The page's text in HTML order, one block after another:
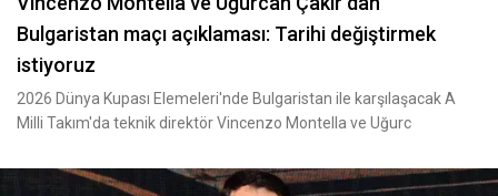
Bulgaristan maçı açıklaması: Tarihi değiştirmek
istiyoruz
2026 Dünya Kupası Elemeleri'nde Bulgaristan ile karşılaşacak A
Milli Takım'da teknik direktör Vincenzo Montella ve Uğurc